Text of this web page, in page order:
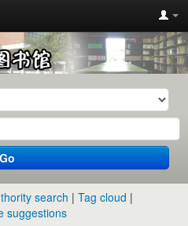
search
Tag cloud
suggestions